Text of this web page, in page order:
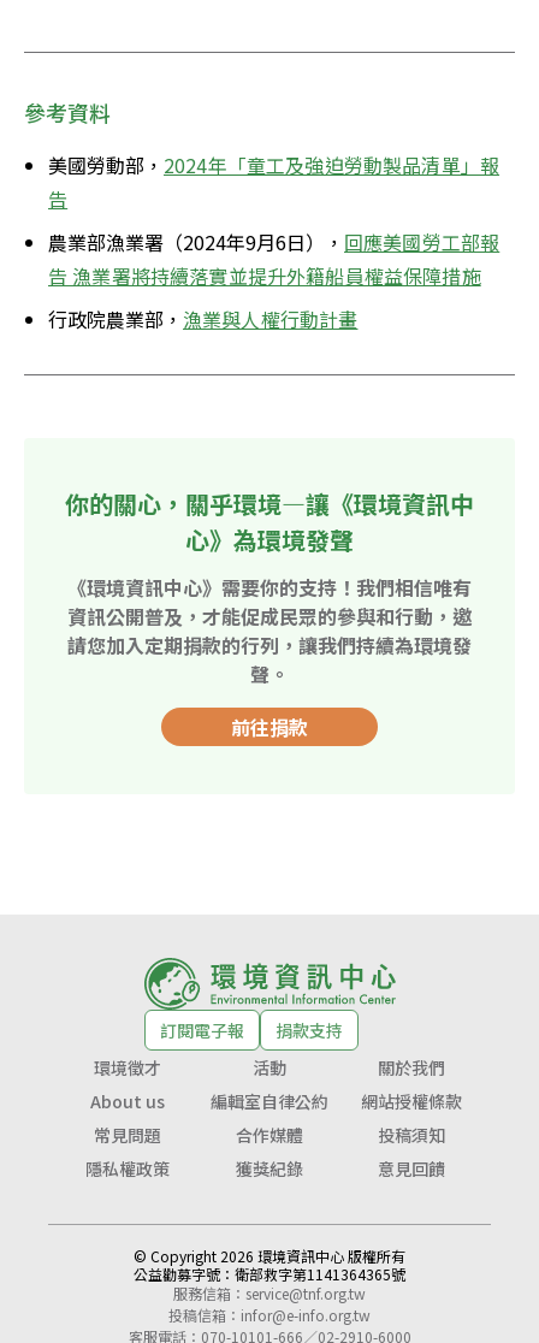
參考資料
美國勞動部， 2024年「童工及強迫勞動製品清單」報
告
農業部漁業署（2024年9月6日）， 回應美國勞工部報
告 漁業署將持續落實並提升外籍船員權益保障措施
行政院農業部， 漁業與人權行動計畫
你的關心，關乎環境—讓《環境資訊中
心》為環境發聲
《環境資訊中心》需要你的支持！我們相信唯有
資訊公開普及，才能促成民眾的參與和行動，邀
請您加入定期捐款的行列，讓我們持續為環境發
聲。
前往捐款
訂閱電子報
捐款支持
環境徵才
活動
關於我們
About us
編輯室自律公約
網站授權條款
常見問題
合作媒體
投稿須知
隱私權政策
獲獎紀錄 意見回饋
© Copyright 2026 環境資訊中心 版權所有
公益勸募字號： 衛部救字第1141364365號
服務信箱： service@tnf.org.tw
投稿信箱： infor@e-info.org.tw
客服電話：070-10101-666／02-2910-6000